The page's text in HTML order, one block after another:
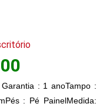
: 1 anoTampo :
: Pé PainelMedida: